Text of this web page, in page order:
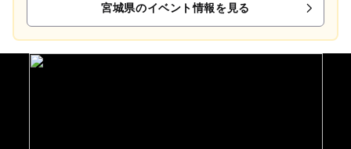
宮城県のイベント情報を見る